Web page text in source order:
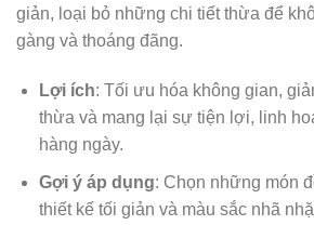
giản, loại bỏ những chi tiết thừa để
gàng và thoáng đãng.
Lợi ích: Tối ưu hóa không gian,
thừa và mang lại sự tiện lợi, linh
hàng ngày.
Gợi ý áp dụng: Chọn những món
thiết kế tối giản và màu sắc nhã